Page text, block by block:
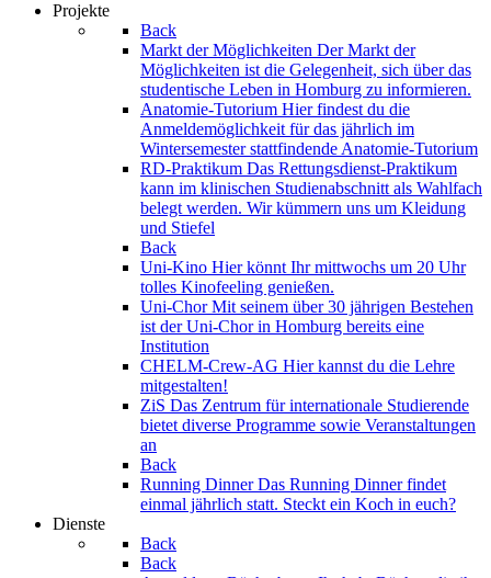
Projekte
Back
Markt der Möglichkeiten Der Markt der
Möglichkeiten ist die Gelegenheit, sich über das
studentische Leben in Homburg zu informieren.
Anatomie-Tutorium Hier findest du die
Anmeldemöglichkeit für das jährlich im
Wintersemester stattfindende Anatomie-Tutorium
RD-Praktikum Das Rettungsdienst-Praktikum
kann im klinischen Studienabschnitt als Wahlfach
belegt werden. Wir kümmern uns um Kleidung
und Stiefel
Back
Uni-Kino Hier könnt Ihr mittwochs um 20 Uhr
tolles Kinofeeling genießen.
Uni-Chor Mit seinem über 30 jährigen Bestehen
ist der Uni-Chor in Homburg bereits eine
Institution
CHELM-Crew-AG Hier kannst du die Lehre
mitgestalten!
ZiS Das Zentrum für internationale Studierende
bietet diverse Programme sowie Veranstaltungen
an
Back
Running Dinner Das Running Dinner findet
einmal jährlich statt. Steckt ein Koch in euch?
Dienste
Back
Back